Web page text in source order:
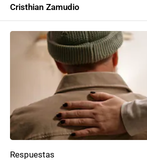
Cristhian Zamudio
Respuestas